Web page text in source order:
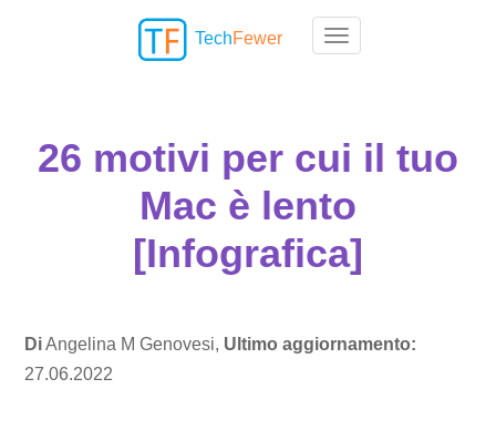
Toggle navigation
TechFewer
26 motivi per cui il tuo
Mac è lento
[Infografica]
DiAngelina M Genovesi, Ultimo aggiornamento:
27.06.2022